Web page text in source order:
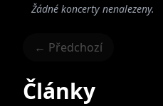
Žádné koncerty nenalezeny.
← Předchozí
Články